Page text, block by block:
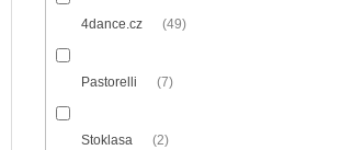
4dance.cz 49
Pastorelli 7
Stoklasa 2